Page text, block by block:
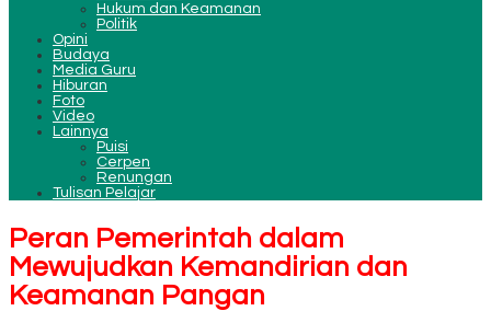
Hukum dan Keamanan
Politik
Opini
Budaya
Media Guru
Hiburan
Foto
Video
Lainnya
Puisi
Cerpen
Renungan
Tulisan Pelajar
Peran Pemerintah dalam
Mewujudkan Kemandirian dan
Keamanan Pangan